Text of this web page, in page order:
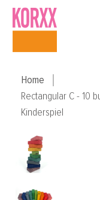
Skip to main content
Home
Rectangular C - 10
Kinderspiel
Skip image gallery